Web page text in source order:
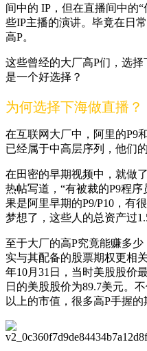
间中的 IP，但在直播间中的
些IP主播的演讲。毕竟在日
高P。
这些曾经的大厂高P们，选
是一个好选择？
为何选择下海做直播？
在互联网大厂中，阿里的P9
已经属于中高层序列，他们
在田密的早期视频中，就做
热帖写道，“有被裁的P9程
果是阿里早期的P9/P10，有
梦想了，这些人的总资产过
至于大厂的高P究竟能赚多
实与其配备的股票期权更相
年10月31日，当时美股股价
日的美股股价为89.7美元。
以上的市值，很多高P手握